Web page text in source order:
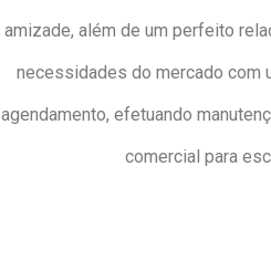
amizade, além de um perfeito
necessidades do mercado com
agendamento, efetuando
comercial para